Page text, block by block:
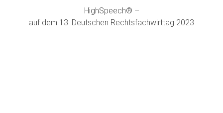
HighSpeech® –
auf dem 13. Deutschen Rechtsfachwirttag 2023